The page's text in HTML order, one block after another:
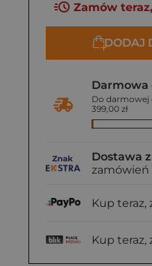
Zamów
DODAJ
Darmowa
Do darmowej
399,00 zł
Dostawa
zamówień
Kup teraz,
Kup teraz,